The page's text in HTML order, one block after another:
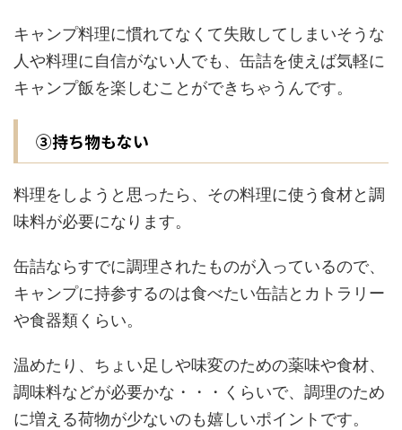
キャンプ料理に慣れてなくて失敗してしまいそうな
人や料理に自信がない人でも、缶詰を使えば気軽に
キャンプ飯を楽しむことができちゃうんです。
③持ち物もない
料理をしようと思ったら、その料理に使う食材と調
味料が必要になります。
缶詰ならすでに調理されたものが入っているので、
キャンプに持参するのは食べたい缶詰とカトラリー
や食器類くらい。
温めたり、ちょい足しや味変のための薬味や食材、
調味料などが必要かな・・・くらいで、調理のため
に増える荷物が少ないのも嬉しいポイントです。